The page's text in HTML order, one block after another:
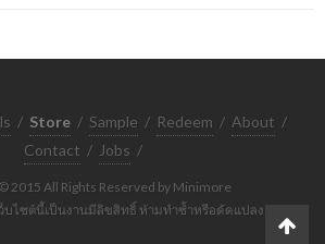
/ Store / Sample / Redeem / About /
Contact / Jobs /
2015 All Rights Reserved by Minimore
บไซต์นี้เป็นงานมีลิขสิทธิ์ ห้ามทำซ้ำหรือดัดแปลง